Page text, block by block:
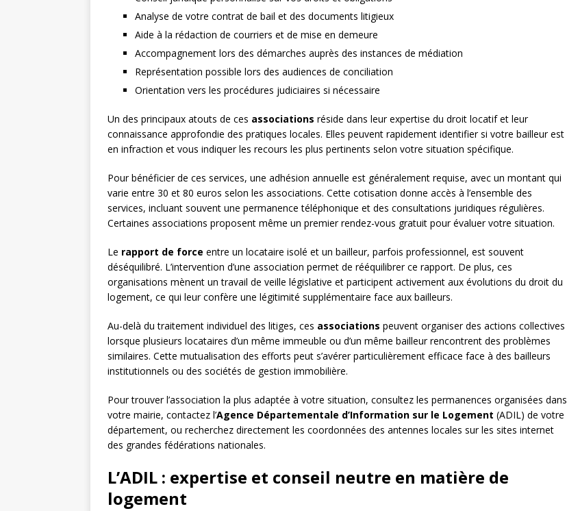
Analyse de votre contrat de bail et des documents litigieux
Aide à la rédaction de courriers et de mise en demeure
Accompagnement lors des démarches auprès des instances de médiation
Représentation possible lors des audiences de conciliation
Orientation vers les procédures judiciaires si nécessaire
Un des principaux atouts de ces associations réside dans leur expertise du droit locatif et leur
connaissance approfondie des pratiques locales. Elles peuvent rapidement identifier si votre bailleur est
en infraction et vous indiquer les recours les plus pertinents selon votre situation spécifique.
Pour bénéficier de ces services, une adhésion annuelle est généralement requise, avec un montant qui
varie entre 30 et 80 euros selon les associations. Cette cotisation donne accès à l’ensemble des
services, incluant souvent une permanence téléphonique et des consultations juridiques régulières.
Certaines associations proposent même un premier rendez-vous gratuit pour évaluer votre situation.
Le rapport de force entre un locataire isolé et un bailleur, parfois professionnel, est souvent
déséquilibré. L’intervention d’une association permet de rééquilibrer ce rapport. De plus, ces
organisations mènent un travail de veille législative et participent activement aux évolutions du droit du
logement, ce qui leur confère une légitimité supplémentaire face aux bailleurs.
Au-delà du traitement individuel des litiges, ces associations peuvent organiser des actions collectives
lorsque plusieurs locataires d’un même immeuble ou d’un même bailleur rencontrent des problèmes
similaires. Cette mutualisation des efforts peut s’avérer particulièrement efficace face à des bailleurs
institutionnels ou des sociétés de gestion immobilière.
Pour trouver l’association la plus adaptée à votre situation, consultez les permanences organisées dans
votre mairie, contactez l’Agence Départementale d’Information sur le Logement (ADIL) de votre
département, ou recherchez directement les coordonnées des antennes locales sur les sites internet
des grandes fédérations nationales.
L’ADIL : expertise et conseil neutre en matière de
logement